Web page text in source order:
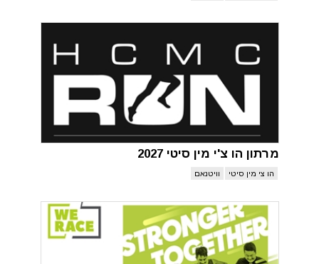
מרתון הו צ'י מין סיטי 2027
הו צי מין סיטי וויטנאם